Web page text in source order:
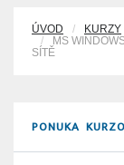
ÚVOD
KURZY
MS
SÍTĚ
PONUKA